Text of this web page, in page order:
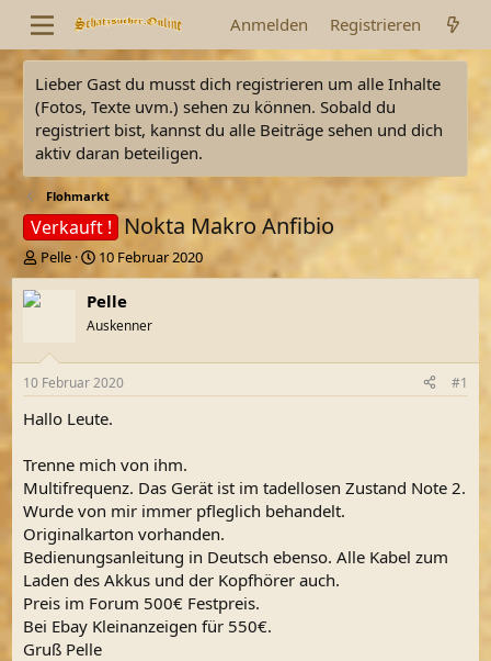
Anmelden Registrieren
Lieber Gast du musst dich registrieren um alle Inhalte
(Fotos, Texte uvm.) sehen zu können. Sobald du
registriert bist, kannst du alle Beiträge sehen und dich
aktiv daran beteiligen.
Flohmarkt
Verkauft ! Nokta Makro Anfibio
E
r
s
l
e
r
Pelle
E
r
s
e
l
t
a
10 Februar 2020
Pelle
Auskenner
10 Februar 2020 #1
Hallo Leute.
Trenne mich von ihm.
Multifrequenz. Das Gerät ist im tadellosen Zustand Note 2.
Wurde von mir immer pfleglich behandelt.
Originalkarton vorhanden.
Bedienungsanleitung in Deutsch ebenso. Alle Kabel zum
Laden des Akkus und der Kopfhörer auch.
Preis im Forum 500€ Festpreis.
Bei Ebay Kleinanzeigen für 550€.
Gruß Pelle